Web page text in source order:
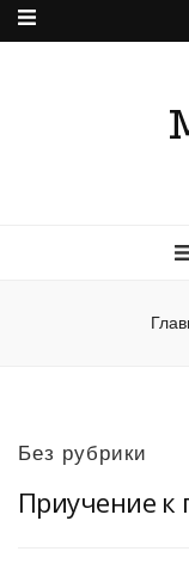
Без рубрики
Приучение к